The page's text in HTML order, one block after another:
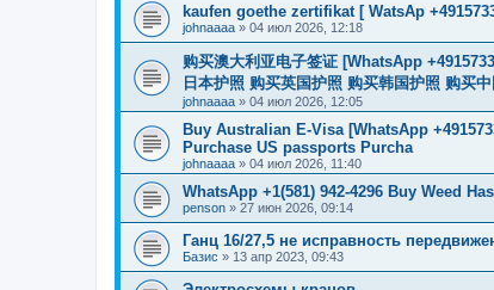
kaufen goethe zertifikat [ WatsAp
johnaaaa » 04 июл 2026, 12:18
购买澳大利亚电子签证 [WhatsApp
日本护照 购买英国护照 购买韩国护照 购买
johnaaaa » 04 июл 2026, 12:05
Buy Australian E-Visa [WhatsApp
Purchase US passports Purcha
johnaaaa » 04 июл 2026, 11:40
WhatsApp +1(581) 942-4296 Buy Weed
penson » 27 июн 2026, 09:14
Ганц 16/27,5 не исправность
Базис » 13 апр 2023, 09:43